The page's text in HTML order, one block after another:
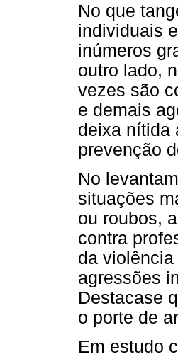
No que
individuais
inúmeros
outro lado,
vezes são
e demais
deixa nítida
prevenção
No
situações
ou roubos,
contra
da
agressões
Destacase
o porte de
Em estudo